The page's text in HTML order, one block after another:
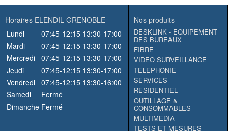
Horaires ELENDIL GRENOBLE
Lundi
07:45-12:15 13:30-17:00
Mardi
07:45-12:15 13:30-17:00
Mercredi 07:45-12:15 13:30-17:00
Jeudi
07:45-12:15 13:30-17:00
Vendredi 07:45-12:15 13:30-16:00
Samedi
Fermé
Dimanche Fermé
Nos produits
DESKLINK - EQUIPEMENT
DES BUREAUX
FIBRE
VIDEO SURVEILLANCE
TELEPHONIE
SERVICES
RESIDENTIEL
OUTILLAGE &
CONSOMMABLES
MULTIMEDIA
TESTS ET MESURES